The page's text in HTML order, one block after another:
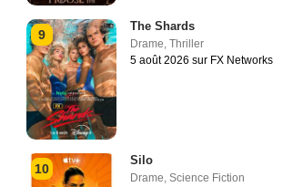
9
The Shards
Drame, Thriller
5 août 2026 sur FX Networks
10
Silo
Drame, Science Fiction